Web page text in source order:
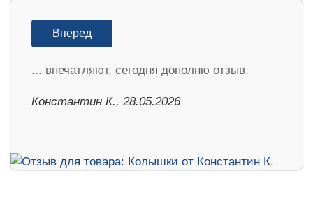
Вперед
... впечатляют, сегодня дополню отзыв.
Константин К., 28.05.2026